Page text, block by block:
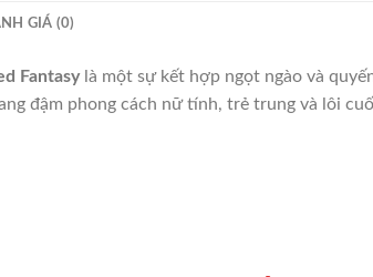
GIÁ (0)
Fantasylà một sự kết hợp ngọt ngào và
đậm phong cách nữ tính, trẻ trung và lôi